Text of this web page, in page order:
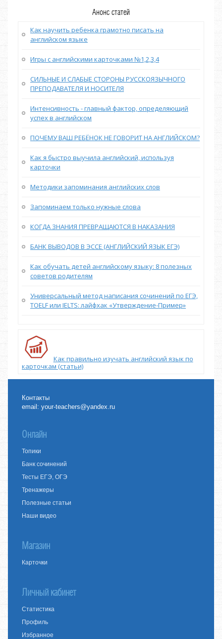
Анонс статей
Как научить ребенка грамотно писать на
английском языке
Игры с английскими карточками №1,2,3,4
СИЛЬНЫЕ И СЛАБЫЕ СТОРОНЫ РУССКОЯЗЫЧНОГО
ПРЕПОДАВАТЕЛЯ И НОСИТЕЛЯ
Интенсивность - главный фактор, определяющий
успех в английском
ПОЧЕМУ ВАШ РЕБЁНОК НЕ ГОВОРИТ НА АНГЛИЙСКОМ?
Как я быстро выучила английский, используя
карточки
Методики запоминания английских слов
Запоминаем только нужные слова
КОГДА ЗНАНИЯ ПРЕВРАЩАЮТСЯ В НАКАЗАНИЯ
БАНК ВЫВОДОВ В ЭССЕ (АНГЛИЙСКИЙ ЯЗЫК ЕГЭ)
Как обучать детей английскому языку: 8 полезных
советов родителям
Универсальный метод написания сочинений по ЕГЭ,
TOELF или IELTS: лайфхак «Утверждение-Пример»
Как правильно изучать английский язык по
карточкам (статьи)
Контакты
email:your-teachers@yandex.ru
Онлайн
Топики
Банк сочинений
Тесты ЕГЭ, ОГЭ
Тренажеры
Полезные статьи
Наши видео
Магазин
Карточки
Личный кабинет
Статистика
Профиль
Избранное